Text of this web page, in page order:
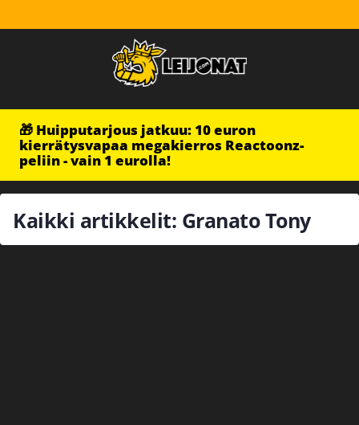
🎁 Huipputarjous jatkuu: 10 euron
kierrätysvapaa megakierros Reactoonz-
peliin - vain 1 eurolla!
Kaikki artikkelit: Granato Tony